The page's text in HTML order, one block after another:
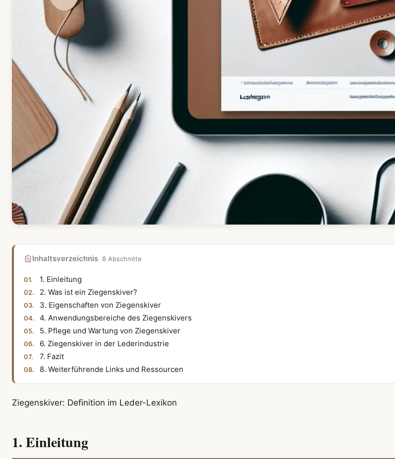
Inhaltsverzeichnis 8 Abschnitte
1. Einleitung
2. Was ist ein Ziegenskiver?
3. Eigenschaften von Ziegenskiver
4. Anwendungsbereiche des Ziegenskivers
5. Pflege und Wartung von Ziegenskiver
6. Ziegenskiver in der Lederindustrie
7. Fazit
8. Weiterführende Links und Ressourcen
Ziegenskiver: Definition im Leder-Lexikon
1. Einleitung